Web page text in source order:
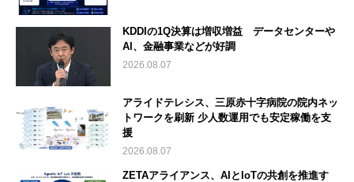
KDDIの1Q決算は増収増益 データセンターや
AI、金融事業などが好調
2026.08.07
アライドテレシス、三原赤十字病院の院内ネッ
トワークを刷新 少人数運用でも安定稼働を支
援
2026.08.07
ZETAアライアンス、AIとIoTの共創を推進す